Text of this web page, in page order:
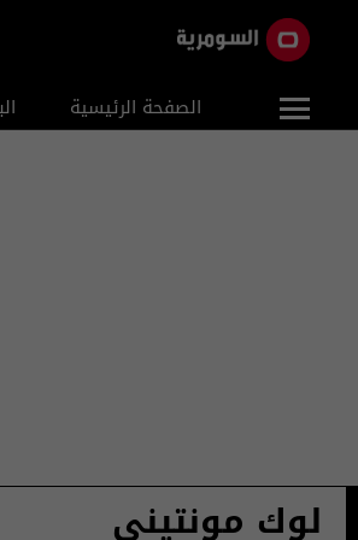
الصفحة الرئيسية
لوك مونتيني